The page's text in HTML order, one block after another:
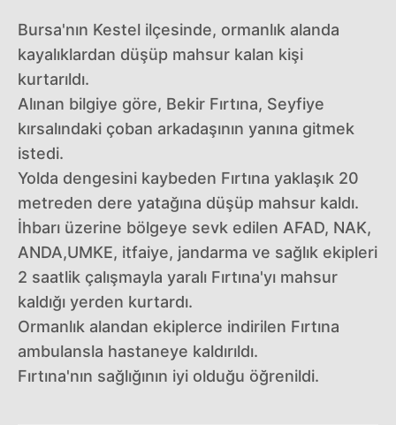
Bursa'nın Kestel ilçesinde, ormanlık alanda
kayalıklardan düşüp mahsur kalan kişi
kurtarıldı.
Alınan bilgiye göre, Bekir Fırtına, Seyfiye
kırsalındaki çoban arkadaşının yanına gitmek
istedi.
Yolda dengesini kaybeden Fırtına yaklaşık 20
metreden dere yatağına düşüp mahsur kaldı.
İhbarı üzerine bölgeye sevk edilen AFAD, NAK,
ANDA,UMKE, itfaiye, jandarma ve sağlık ekipleri
2 saatlik çalışmayla yaralı Fırtına'yı mahsur
kaldığı yerden kurtardı.
Ormanlık alandan ekiplerce indirilen Fırtına
ambulansla hastaneye kaldırıldı.
Fırtına'nın sağlığının iyi olduğu öğrenildi.